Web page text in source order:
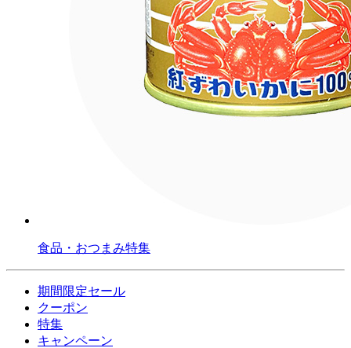
食品・おつまみ特集
期間限定セール
クーポン
特集
キャンペーン